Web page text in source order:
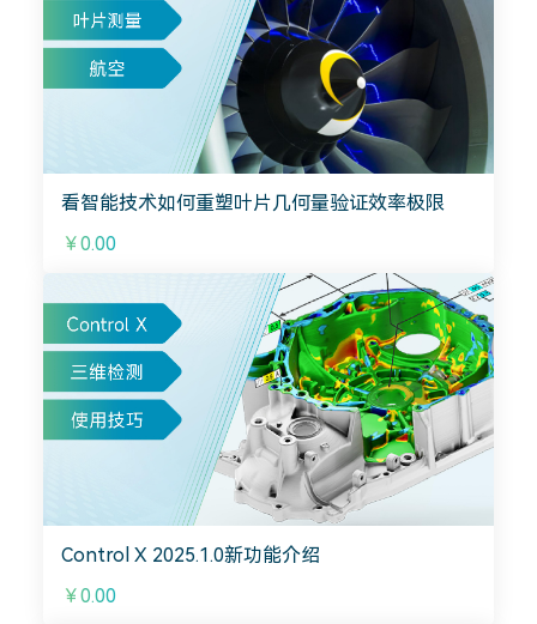
看智能技术如何重塑叶片几何量验证效率极限
￥0.00
Control X 2025.1.0新功能介绍
￥0.00